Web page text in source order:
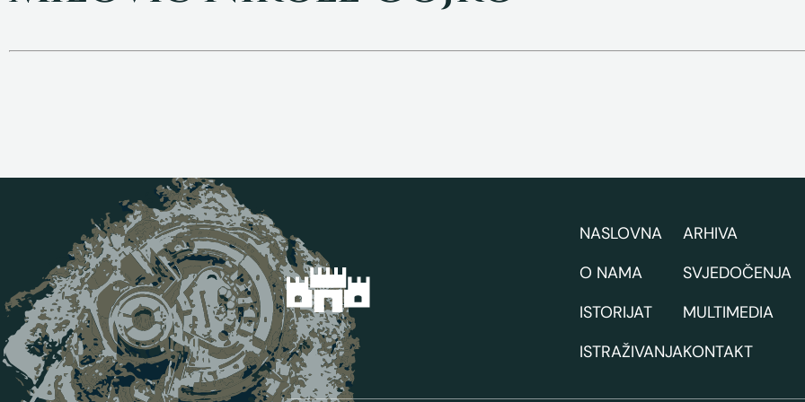
NASLOVNA
O NAMA
ISTORIJAT
ISTRAŽIVANJA
ARHIVA
SVJEDOČENJA
MULTIMEDIA
KONTAKT